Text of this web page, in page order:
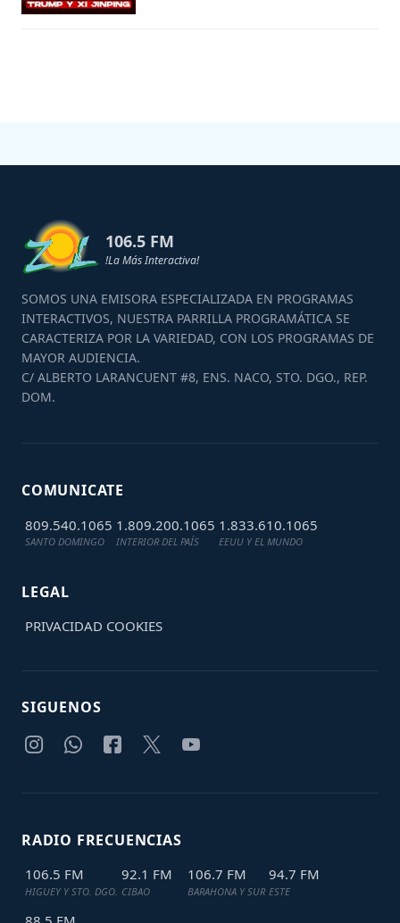
106.5 FM
!La Más Interactiva!
SOMOS UNA EMISORA ESPECIALIZADA EN PROGRAMAS
INTERACTIVOS, NUESTRA PARRILLA PROGRAMÁTICA SE
CARACTERIZA POR LA VARIEDAD, CON LOS PROGRAMAS DE
MAYOR AUDIENCIA.
C/ ALBERTO LARANCUENT #8, ENS. NACO, STO. DGO., REP.
DOM.
COMUNICATE
809.540.1065
SANTO DOMINGO
1.809.200.1065
INTERIOR DEL PAÍS
1.833.610.1065
EEUU Y EL MUNDO
LEGAL
PRIVACIDAD COOKIES
SIGUENOS
RADIO FRECUENCIAS
106.5 FM
HIGUEY Y STO. DGO.
92.1 FM
CIBAO
106.7 FM
BARAHONA Y SUR
94.7 FM
ESTE